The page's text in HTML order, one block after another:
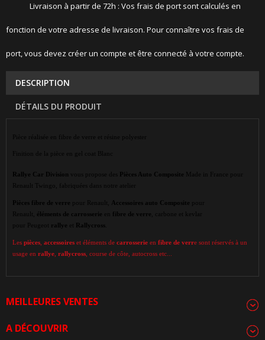
Livraison à partir de 72h : Vos frais de port sont calculés en
fonction de votre adresse de livraison. Pour connaître vos frais de
port, vous devez créer un compte et être connecté à votre compte.
DESCRIPTION
DÉTAILS DU PRODUIT
Pièce réalisée en fibre de verre et résine polyester
Finition de la pièce en gel coat Blanc
Rallye Car Division vous propose des Pièces Auto Composite Made in France pour
Renault Twingo, fabriquées dans notre atelier
Pièces fibre de verre pour Renault, Accessoires auto Composite pour
Renault,
éléments de carrosserie fibre de verre , carbone et kevlar
pour Peugeot rallye Rallycross
Les pièces accessoires et éléments de carrosserie en fibre de verre sont réservés à un
usage en rallye rallycross , course de côte, autocross etc...
MEILLEURES VENTES
A DÉCOUVRIR